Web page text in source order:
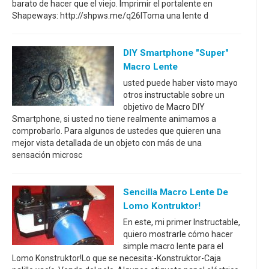
barato de hacer que el viejo. Imprimir el portalente en
Shapeways: http://shpws.me/q26IToma una lente d
DIY Smartphone "Super"
Macro Lente
usted puede haber visto mayo
otros instructable sobre un
objetivo de Macro DIY
Smartphone, si usted no tiene realmente animamos a
comprobarlo. Para algunos de ustedes que quieren una
mejor vista detallada de un objeto con más de una
sensación microsc
Sencilla Macro Lente De
Lomo Kontruktor!
En este, mi primer Instructable,
quiero mostrarle cómo hacer
simple macro lente para el
Lomo Konstruktor!Lo que se necesita:-Konstruktor-Caja